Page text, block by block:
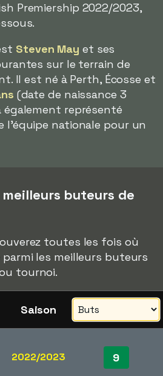
Premiership 2022/2023,
Steven May et ses
sur le terrain de
Il est né à Perth, Écosse et
(date de naissance 3
également représenté
l'équipe nationale pour un
buteurs de
toutes les fois où
les meilleurs buteurs
tournoi.
Saison
2022/2023 9